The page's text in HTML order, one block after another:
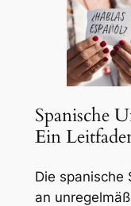
Spanische
Ein
Die spanische
an